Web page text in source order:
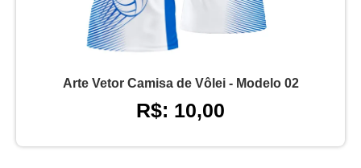
Arte Vetor Camisa de Vôlei - Modelo 02
R$: 10,00